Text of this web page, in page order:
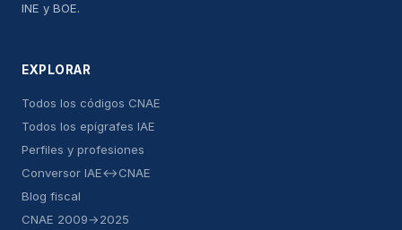
INE y BOE.
EXPLORAR
Todos los códigos CNAE
Todos los epígrafes IAE
Perfiles y profesiones
Conversor IAE↔CNAE
Blog fiscal
CNAE 2009→2025